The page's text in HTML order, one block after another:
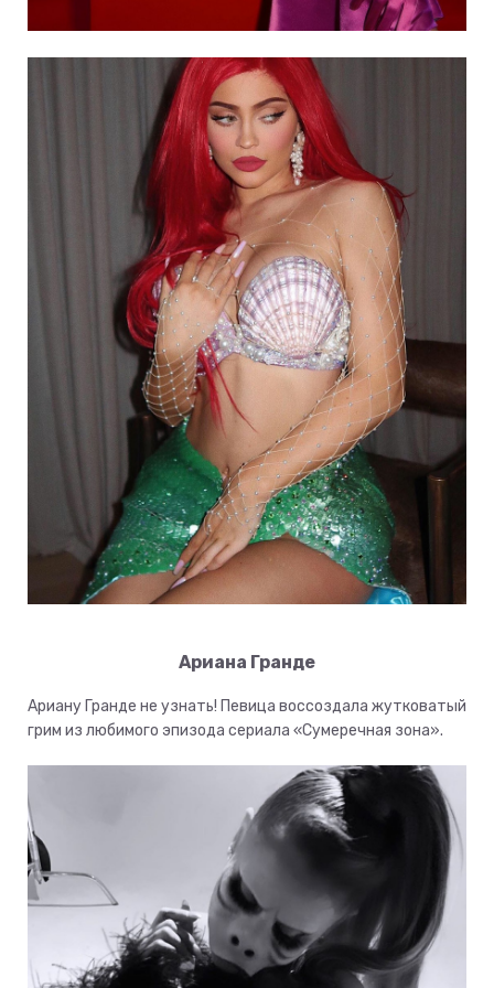
Ариана Гранде
Ариану Гранде не узнать! Певица воссоздала жутковатый
грим из любимого эпизода сериала «Сумеречная зона».